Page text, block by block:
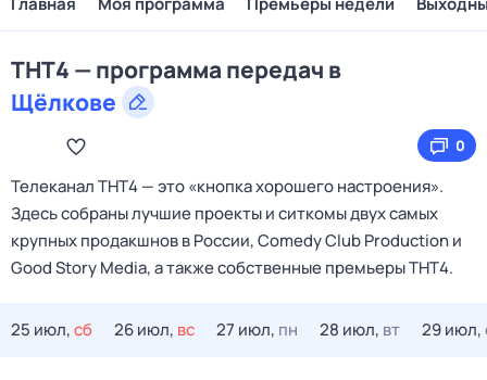
ТНТ4 — программа передач в
Щёлкове
0
Телеканал ТНТ4 — это «кнопка хорошего настроения».
Здесь собраны лучшие проекты и ситкомы двух самых
крупных продакшнов в России, Comedy Club Production и
Good Story Media, а также собственные премьеры ТНТ4.
25 июл,сб 26 июл, вс 27 июл, пн 28 июл, вт 29 июл,